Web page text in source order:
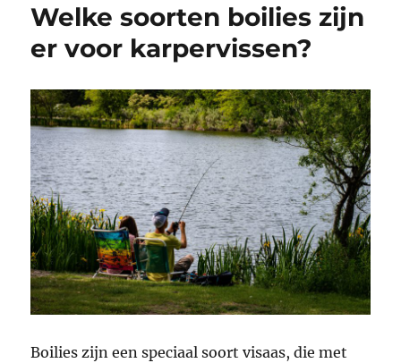
Welke soorten boilies zijn
er voor karpervissen?
Boilies zijn een speciaal soort visaas, die met